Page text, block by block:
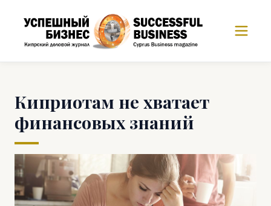
Киприотам не хватает
финансовых знаний